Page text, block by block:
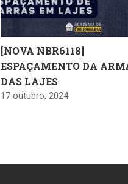
[NOVA NBR6118]
ESPAÇAMENTO DA
DAS LAJES
17 outubro, 2024